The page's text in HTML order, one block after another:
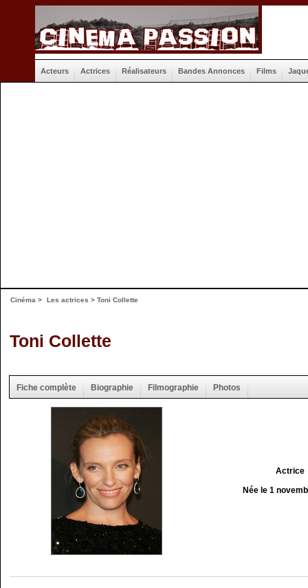
Acteurs Actrices Réalisateurs Bandes Annonces Films
Cinéma > Les actrices > Toni Collette
Toni Collette
Fiche complète Biographie Filmographie Photos
Actrice
Née le 1